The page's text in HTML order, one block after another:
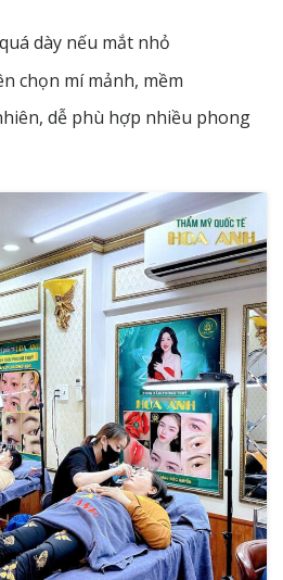
dày nếu mắt nhỏ
chọn mí mảnh, mềm
dễ phù hợp nhiều phong